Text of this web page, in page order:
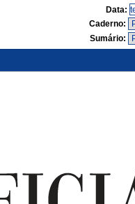
Data:
Caderno:
Sumário: